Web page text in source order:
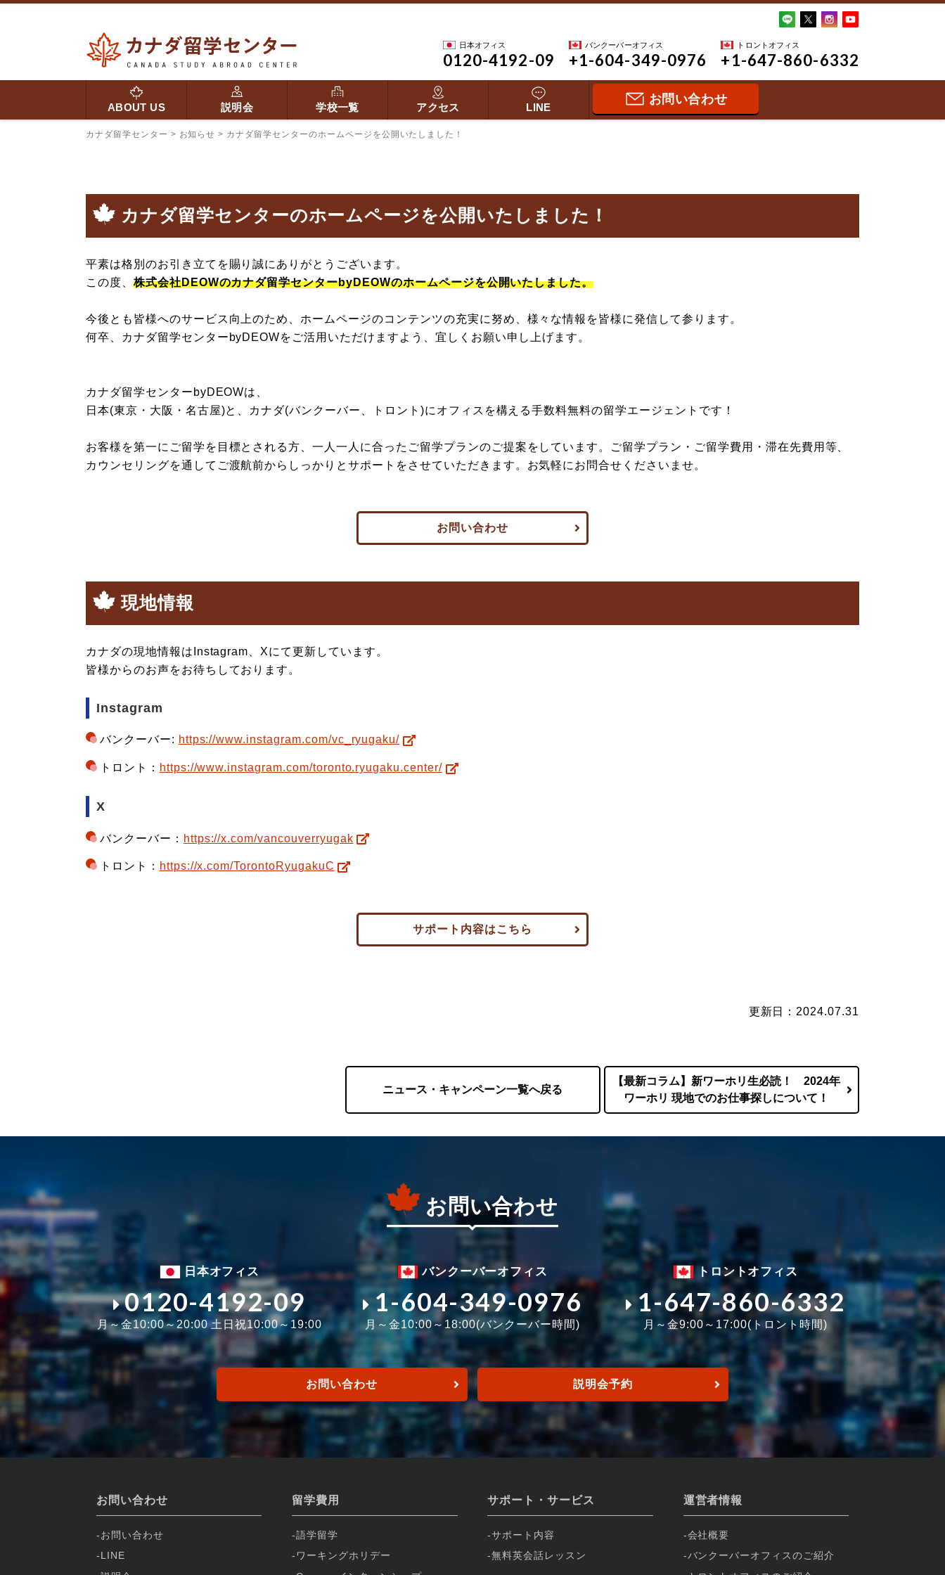
日本オフィス
0120-4192-09
バンクーバーオフィス
+1-604-349-0976
トロントオフィス
+1-647-860-6332
ABOUT US 説明会 学校一覧 アクセス LINE
お問い合わせ
カナダ留学センター > お知らせ > カナダ留学センターのホームページを公開いたしました！
カナダ留学センターのホームページを公開いたしました！
平素は格別のお引き立てを賜り誠にありがとうございます。
この度、 株式会社DEOWのカナダ留学センターbyDEOWのホームページを公開いたしました。
今後とも皆様へのサービス向上のため、ホームページのコンテンツの充実に努め、様々な情報を皆様に発信して参ります。
何卒、カナダ留学センターbyDEOWをご活用いただけますよう、宜しくお願い申し上げます。
カナダ留学センターbyDEOWは、
日本(東京・大阪・名古屋)と、カナダ(バンクーバー、トロント)にオフィスを構える手数料無料の留学エージェントです！
お客様を第一にご留学を目標とされる方、一人一人に合ったご留学プランのご提案をしています。ご留学プラン・ご留学費用・滞在先費用等、
カウンセリングを通してご渡航前からしっかりとサポートをさせていただきます。お気軽にお問合せくださいませ。
お問い合わせ
現地情報
カナダの現地情報はInstagram、Xにて更新しています。
皆様からのお声をお待ちしております。
Instagram
バンクーバー: https://www.instagram.com/vc_ryugaku/
トロント： https://www.instagram.com/toronto.ryugaku.center/
X
バンクーバー： https://x.com/vancouverryugak
トロント： https://x.com/TorontoRyugakuC
サポート内容はこちら
更新日：2024.07.31
ニュース・キャンペーン一覧へ戻る
【最新コラム】新ワーホリ生必読！ 2024年
ワーホリ 現地でのお仕事探しについて！
お問い合わせ
日本オフィス
0120-4192-09
月～金10:00～20:00 土日祝10:00～19:00
バンクーバーオフィス
1-604-349-0976
月～金10:00～18:00(バンクーバー時間)
トロントオフィス
1-647-860-6332
月～金9:00～17:00(トロント時間)
お問い合わせ 説明会予約
お問い合わせ
お問い合わせ
LINE
留学費用
語学留学
ワーキングホリデー
サポート・サービス
サポート内容
無料英会話レッスン
運営者情報
会社概要
バンクーバーオフィスのご紹介